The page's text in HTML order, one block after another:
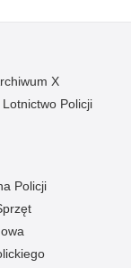
X
Lotnictwo Policji
Policji